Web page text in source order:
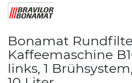
Bonamat
Kaffeemaschine
links, 1